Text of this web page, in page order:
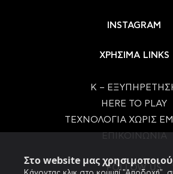
Στο website μας
INSTAGRAM
ΧΡΗΣΙΜΑ LINKS
Κ –
HERE TO PLAY
ΤΕΧΝΟΛΟΓΙΑ ΧΩΡΙΣ
FOLLOW US